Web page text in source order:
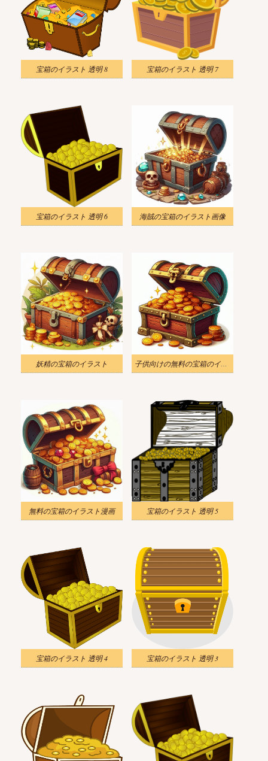
宝箱のイラスト 透明 8 宝箱のイラスト 透明 7
宝箱のイラスト 透明 6 海賊の宝箱のイラスト画像
妖精の宝箱のイラスト 子供向けの無料の宝箱のイラスト
無料の宝箱のイラスト漫画 宝箱のイラスト 透明 5
宝箱のイラスト 透明 4 宝箱のイラスト 透明 3